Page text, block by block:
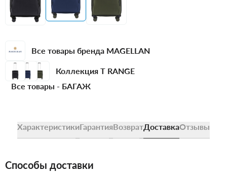
Все товары бренда MAGELLAN
Коллекция T RANGE
Все товары - БАГАЖ
ХарактеристикиГарантияВозвратДоставкаОтзывы
Способы доставки